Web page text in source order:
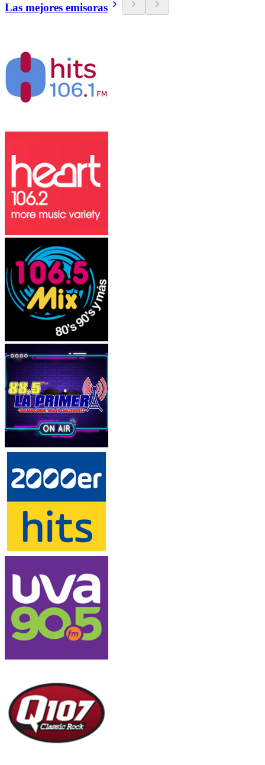
Las mejores emisoras